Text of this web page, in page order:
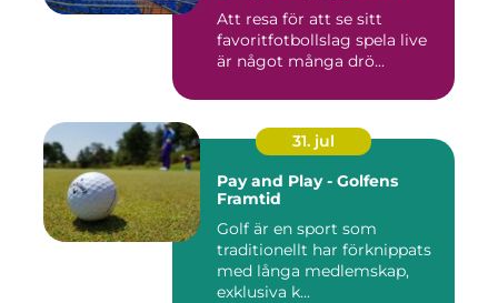
Att resa för att se sitt
favoritfotbollslag spela live
är något många drö...
31. jul
Pay and Play - Golfens
Framtid
Golf är en sport som
traditionellt har förknippats
med långa medlemskap,
exklusiva k...